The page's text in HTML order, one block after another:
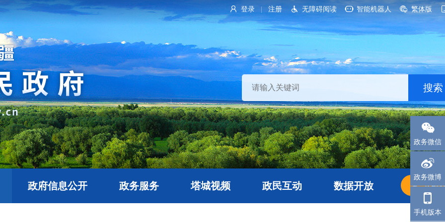
登录 注册 无障碍阅读 智能机器人 繁体版
政府信息公开 政务服务 塔城视频 政民互动 数据开放 长者
政务微信
政务微博
手机版本